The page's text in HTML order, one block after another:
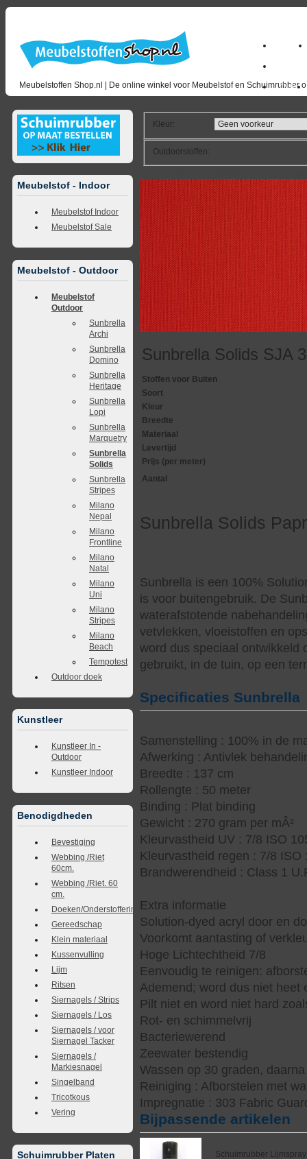
Meubelstoffen Shop.nl | De online winkel voor Meubelstof en Schuimrubber
Home
Outlet
Meubelstof - Indoor
Meubelstof Indoor
Meubelstof Sale
Meubelstof - Outdoor
Meubelstof
Outdoor
Sunbrella
Archi
Sunbrella
Domino
Sunbrella
Heritage
Sunbrella
Lopi
Sunbrella
Marquetry
Sunbrella
Solids
Sunbrella
Stripes
Milano
Nepal
Milano
Frontline
Milano
Natal
Milano
Uni
Milano
Stripes
Milano
Beach
Tempotest
Outdoor doek
Kunstleer
Kunstleer In -
Outdoor
Kunstleer Indoor
Benodigdheden
Bevestiging
Webbing /Riet
60cm.
Webbing /Riet. 60
cm.
Doeken/Onderstoffering
Gereedschap
Klein materiaal
Kussenvulling
Lijm
Ritsen
Siernagels / Strips
Siernagels / Los
Siernagels / voor
Siernagel Tacker
Siernagels /
Markiesnagel
Singelband
Tricotkous
Vering
Schuimrubber Platen
Kleur:
Outdoorstoffen:
Sunbrella Solids SJA
Stoffen voor Buiten
Soort
Kleur
Breedte
Materiaal
Levertijd
Prijs (per meter)
Aantal
Sunbrella Solids
Sunbrella is een 100%
is voor buitengebruik. De
waterafstotende
vetvlekken, vloeistoffen en
word dus speciaal ontwikkeld
gebruikt, in de tuin, op een
Specificaties Sunbrella
Samenstelling : 100% in de
Afwerking : Antivlek
Breedte : 137 cm
Rollengte : 50 meter
Binding : Plat binding
Gewicht : 270 gram per mÂ²
Kleurvastheid UV : 7/8 ISO
Kleurvastheid regen : 7/8 ISO
Brandwerendheid : Class 1
Extra informatie
Solution-dyed acryl door en
Voorkomt aantasting of
Hoge Lichtechtheid 7/8
Eenvoudig te reinigen:
Ademend; word dus niet heet
Pilt niet en word niet hard
Rot- en schimmelvrij
Bacteriewerend
Zeewater bestendig
Wassen op 30 graden,
Reiniging : Afborstelen met
Impregnatie : 303 Fabric
Bijpassende artikelen
Schuimrubber Lijmspray